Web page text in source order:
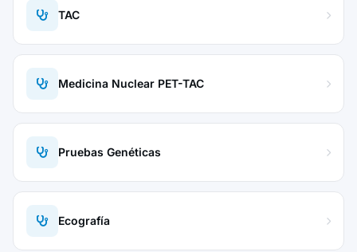
TAC
Medicina Nuclear PET-TAC
Pruebas Genéticas
Ecografía